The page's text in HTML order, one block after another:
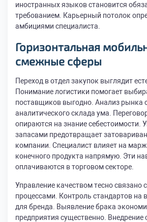
иностранных языков становится
требованием. Карьерный потолок
амбициями специалиста.
Горизонтальная
смежные сферы
Переход в отдел закупок выглядит
Понимание логистики помогает
поставщиков выгодно. Анализ рынка
аналитического склада ума.
опираются на знание себестоимости.
запасами предотвращает
компании. Специалист влияет на
конечного продукта напрямую. Эти
оплачиваются в торговом секторе.
Управление качеством тесно связано
процессами. Контроль стандартов на
для бренда. Выявление брака
предприятия существенно. Внедрение